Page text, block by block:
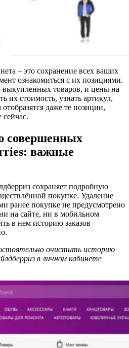
– это сохранение всех ваших
ознакомиться с их позициями.
выкупленных товаров, и цены на
их стоимость, узнать артикул,
даже те позиции,
совершенных
важные
сохраняет подробную
покупке. Удаление
ранее покупке не предусмотрено
на сайте, ни в мобильном
в нем историю заказов
очистить историю
в личном кабинете